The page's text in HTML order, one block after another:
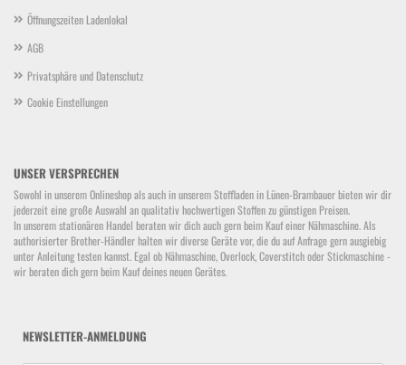
Öffnungszeiten Ladenlokal
AGB
Privatsphäre und Datenschutz
Cookie Einstellungen
UNSER VERSPRECHEN
Sowohl in unserem Onlineshop als auch in unserem Stoffladen in Lünen-Brambauer bieten wir dir
jederzeit eine große Auswahl an qualitativ hochwertigen Stoffen zu günstigen Preisen.
In unserem stationären Handel beraten wir dich auch gern beim Kauf einer Nähmaschine. Als
authorisierter Brother-Händler halten wir diverse Geräte vor, die du auf Anfrage gern ausgiebig
unter Anleitung testen kannst. Egal ob Nähmaschine, Overlock, Coverstitch oder Stickmaschine -
wir beraten dich gern beim Kauf deines neuen Gerätes.
NEWSLETTER-ANMELDUNG